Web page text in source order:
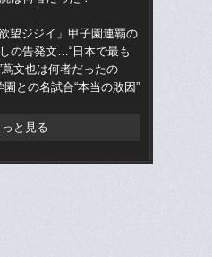
望ジジイ」甲子園連覇の
の告発文…“日本で最も
文也は何者だったの
との名試合“本当の敗因”
っと見る